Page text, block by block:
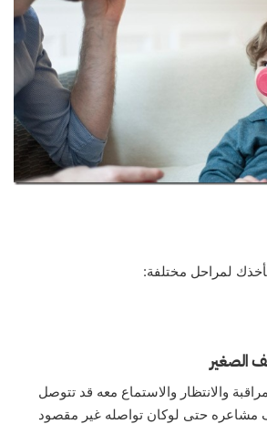
لمراحل مختلفة:
الصغير
والانتظار والاستماع معه قد تتوصل
مشاعره حتى لوكان تواصله غير مقصود